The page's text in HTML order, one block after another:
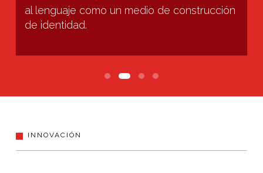
en III y el francés es optativo de I a V.
INNOVACIÓN